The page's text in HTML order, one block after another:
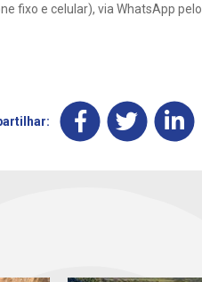
fixo e celular), via WhatsApp